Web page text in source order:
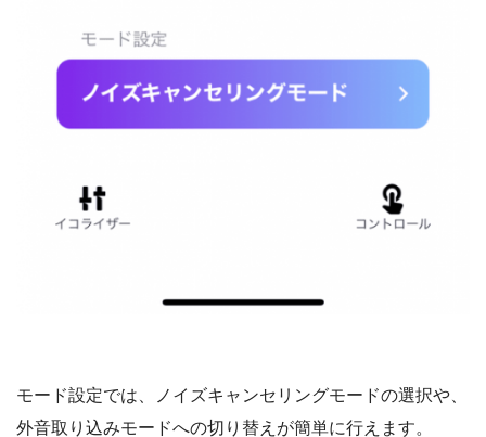
モード設定では、ノイズキャンセリングモードの選択や、
外音取り込みモードへの切り替えが簡単に行えます。